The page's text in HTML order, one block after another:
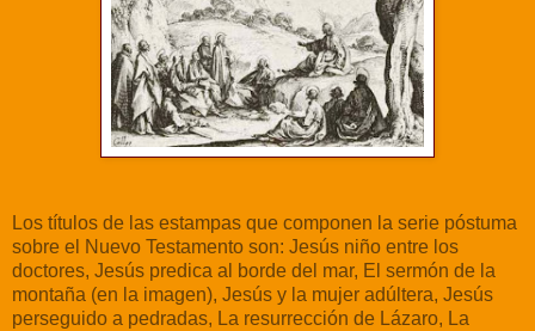
Los títulos de las estampas que componen la serie póstuma
sobre el Nuevo Testamento son: Jesús niño entre los
doctores, Jesús predica al borde del mar, El sermón de la
montaña (en la imagen), Jesús y la mujer adúltera, Jesús
perseguido a pedradas, La resurrección de Lázaro, La